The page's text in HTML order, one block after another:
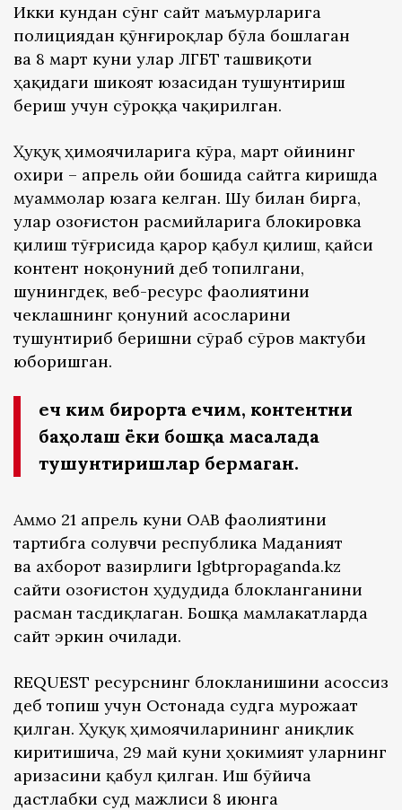
Икки кундан сўнг сайт маъмурларига
полициядан қўнғироқлар бўла бошлаган
ва 8 март куни улар ЛГБТ ташвиқоти
ҳақидаги шикоят юзасидан тушунтириш
бериш учун сўроққа чақирилган.
Ҳуқуқ ҳимоячиларига кўра, март ойининг
охири – апрель ойи бошида сайтга киришда
муаммолар юзага келган. Шу билан бирга,
улар Қозоғистон расмийларига блокировка
қилиш тўғрисида қарор қабул қилиш, қайси
контент ноқонуний деб топилгани,
шунингдек, веб-ресурс фаолиятини
чеклашнинг қонуний асосларини
тушунтириб беришни сўраб сўров мактуби
юборишган.
Ҳеч ким бирорта ечим, контентни
баҳолаш ёки бошқа масалада
тушунтиришлар бермаган.
Аммо 21 апрель куни ОАВ фаолиятини
тартибга солувчи республика Маданият
ва ахборот вазирлиги lgbtpropaganda.kz
сайти Қозоғистон ҳудудида блокланганини
расман тасдиқлаган. Бошқа мамлакатларда
сайт эркин очилади.
REQUEST ресурснинг блокланишини асоссиз
деб топиш учун Остонада судга мурожаат
қилган. Ҳуқуқ ҳимоячиларининг аниқлик
киритишича, 29 май куни ҳокимият уларнинг
аризасини қабул қилган. Иш бўйича
дастлабки суд мажлиси 8 июнга